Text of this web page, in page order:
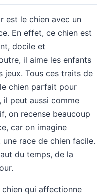
est le chien avec un
En effet, ce chien est
docile et
il aime les enfants
jeux. Tous ces traits de
chien parfait pour
il peut aussi comme
on recense beaucoup
car on imagine
race de chien facile.
du temps, de la
qui affectionne